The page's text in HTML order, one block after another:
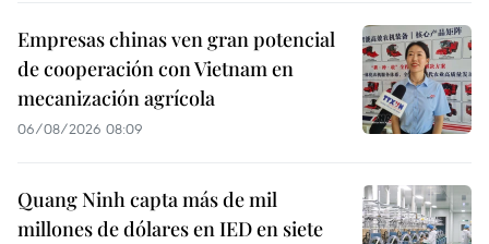
Empresas chinas ven gran potencial
de cooperación con Vietnam en
mecanización agrícola
06/08/2026 08:09
Quang Ninh capta más de mil
millones de dólares en IED en siete